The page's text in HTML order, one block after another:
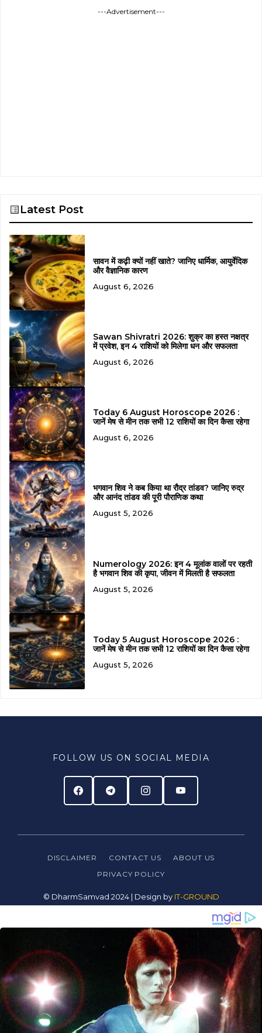
---Advertisement---
Latest Post
सावन में कढ़ी क्यों नहीं खाते? जानिए धार्मिक, आयुर्वेदिक
और वैज्ञानिक कारण
August 6, 2026
Sawan Shivratri 2026: शुक्र का हस्त नक्षत्र
में प्रवेश, इन 4 राशियों को मिलेगा धन और सफलता
August 6, 2026
Today 6 August Horoscope 2026 :
जानें मेष से मीन तक सभी 12 राशियों का दिन कैसा रहेगा
August 6, 2026
भगवान शिव ने कब किया था रौद्र तांडव? जानिए रुद्र
और आनंद तांडव की पूरी पौराणिक कथा
August 5, 2026
Numerology 2026: इन 4 मूलांक वालों पर रहती
है भगवान शिव की कृपा, जीवन में मिलती है सफलता
August 5, 2026
Today 5 August Horoscope 2026 :
जानें मेष से मीन तक सभी 12 राशियों का दिन कैसा रहेगा
August 5, 2026
FOLLOW US ON SOCIAL MEDIA
DISCLAIMER CONTACT US
ABOUT US
PRIVACY POLICY
© DharmSamvad 2024 | Design byIT-GROUND